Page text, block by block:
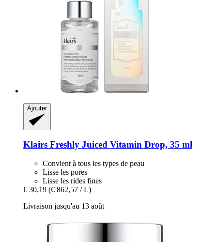
Ajouter
Klairs Freshly Juiced Vitamin Drop, 35 ml
Convient à tous les types de peau
Lisse les pores
Lisse les rides fines
€ 30,19 (€ 862,57 / L)
Livraison jusqu'au 13 août